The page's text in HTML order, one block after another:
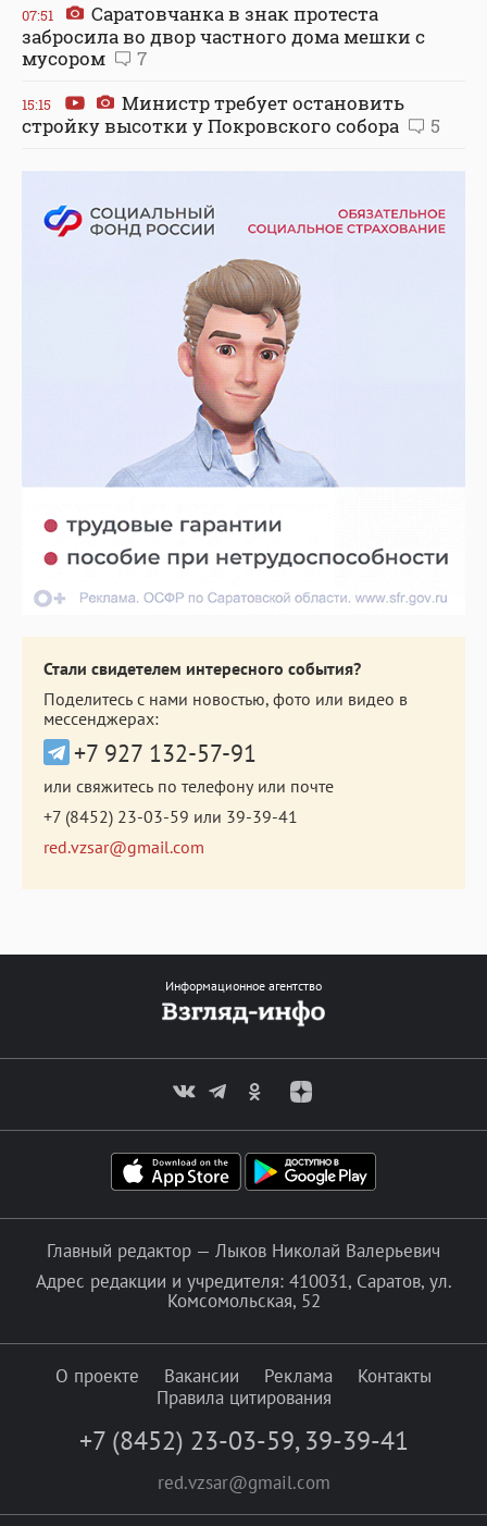
07:51
Саратовчанка в знак протеста
забросила во двор частного дома мешки с
мусором
7
15:15
Министр требует остановить
стройку высотки у Покровского собора
5
Стали свидетелем интересного события?
Поделитесь с нами новостью, фото или видео в
мессенджерах:
+7 927 132-57-91
или свяжитесь по телефону или почте
+7 (8452) 23-03-59 или 39-39-41
red.vzsar@gmail.com
Информационное агентство
Главный редактор — Лыков Николай Валерьевич
Адрес редакции и учредителя: 410031, Саратов, ул.
Комсомольская, 52
О проекте Вакансии Реклама
Контакты
Правила цитирования
+7 (8452) 23-03-59, 39-39-41
red.vzsar@gmail.com